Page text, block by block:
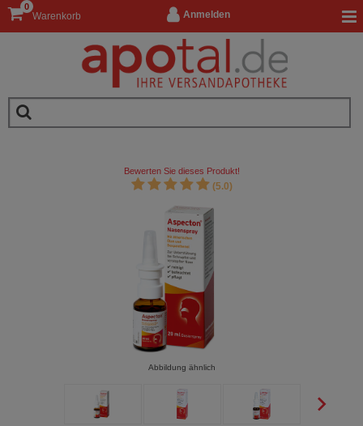
Anmelden
Warenkorb
0
Bewerten Sie dieses Produkt!
(5.0)
Abbildung ähnlich